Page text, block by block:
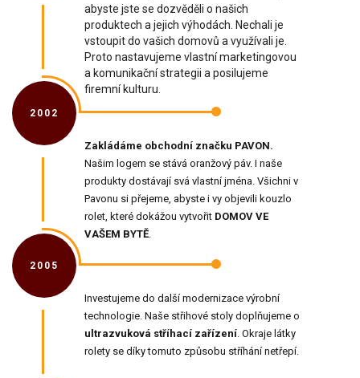
abyste jste se dozvěděli o našich
produktech a jejich výhodách. Nechali je
vstoupit do vašich domovů a využívali je.
Proto nastavujeme vlastní marketingovou
a komunikační strategii a posilujeme
firemní kulturu.
2002
Zakládáme obchodní značku PAVON.
Našim logem se stává oranžový páv. I naše
produkty dostávají svá vlastní jména. Všichni v
Pavonu si přejeme, abyste i vy objevili kouzlo
rolet, které dokážou vytvořit DOMOV VE
VAŠEM BYTĚ.
2005
Investujeme do další modernizace výrobní
technologie. Naše střihové stoly doplňujeme o
ultrazvuková stříhací zařízení. Okraje látky
rolety se díky tomuto způsobu stříhání netřepí.